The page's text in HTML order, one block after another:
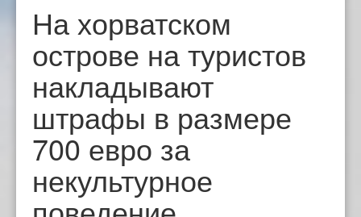
На хорватском
острове на туристов
накладывают
штрафы в размере
700 евро за
некультурное